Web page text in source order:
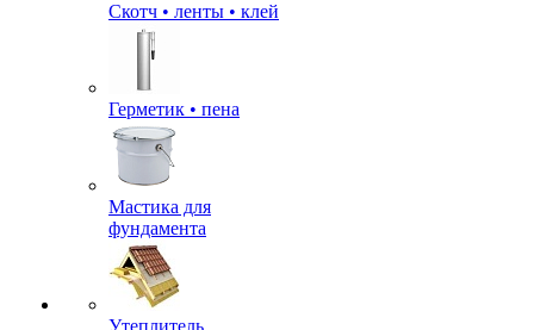
Скотч • ленты • клей
Герметик • пена
Мастика для
фундамента
Утеплитель